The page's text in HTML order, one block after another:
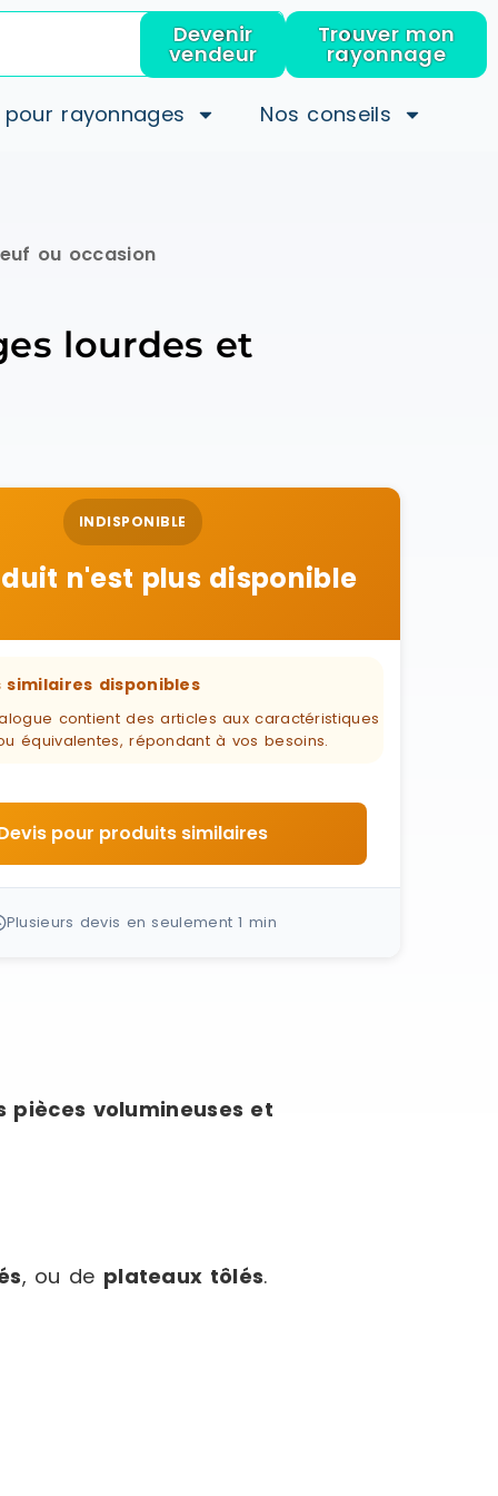
Devenir
vendeur
Trouver mon
rayonnage
rayonnages Nos conseils
ou occasion
lourdes et
INDISPONIBLE
n'est plus disponible
similaires disponibles
contient des articles aux caractéristiques
équivalentes, répondant à vos besoins.
pour produits similaires
Plusieurs devis en seulement 1 min
volumineuses et
, ou de plateaux tôlés.